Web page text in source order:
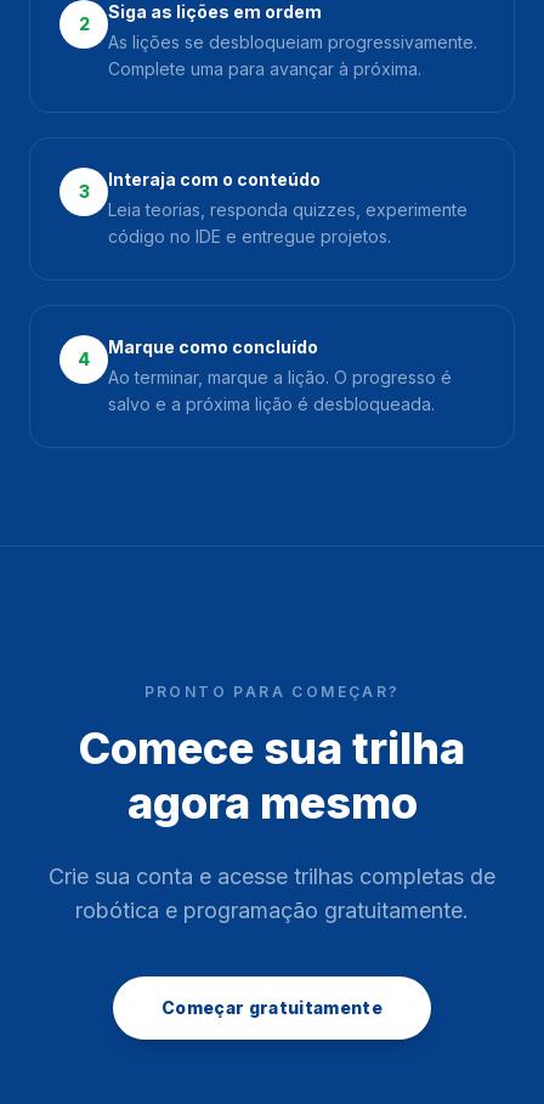
2
Siga as lições em ordem
As lições se desbloqueiam progressivamente.
Complete uma para avançar à próxima.
3
Interaja com o conteúdo
Leia teorias, responda quizzes, experimente
código no IDE e entregue projetos.
4
Marque como concluído
Ao terminar, marque a lição. O progresso é
salvo e a próxima lição é desbloqueada.
PRONTO PARA COMEÇAR?
Comece sua trilha
agora mesmo
Crie sua conta e acesse trilhas completas de
robótica e programação gratuitamente.
Começar gratuitamente